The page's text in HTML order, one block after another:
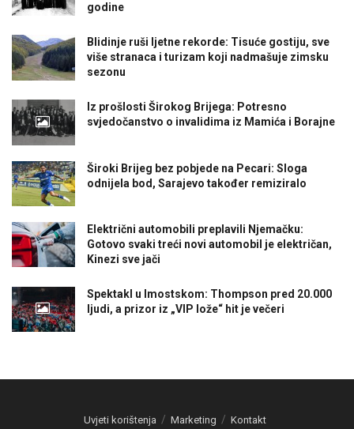
godine
Blidinje ruši ljetne rekorde: Tisuće gostiju, sve
više stranaca i turizam koji nadmašuje zimsku
sezonu
Iz prošlosti Širokog Brijega: Potresno
svjedočanstvo o invalidima iz Mamića i Borajne
Široki Brijeg bez pobjede na Pecari: Sloga
odnijela bod, Sarajevo također remiziralo
Električni automobili preplavili Njemačku:
Gotovo svaki treći novi automobil je električan,
Kinezi sve jači
Spektakl u Imostskom: Thompson pred 20.000
ljudi, a prizor iz „VIP lože“ hit je večeri
Uvjeti korištenja Marketing Kontakt